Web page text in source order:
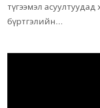
түгээмэл асуултуудад
бүртгэлийн…